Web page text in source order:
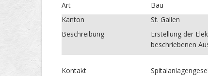
Art
Bau
Kanton
St. Gallen
Beschreibung
Erstellung der
beschriebenen
Kontakt